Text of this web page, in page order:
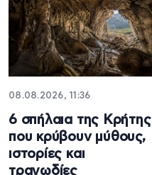
08.08.2026, 11:36
6 σπήλαια της Κρήτης
που κρύβουν μύθους,
ιστορίες και
τραγωδίες